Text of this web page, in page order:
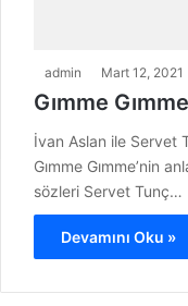
admin Mart 12, 2021
Gımme
İvan Aslan ile Servet
Gımme Gımme’nin
sözleri Servet Tunç…
Devamını Oku »